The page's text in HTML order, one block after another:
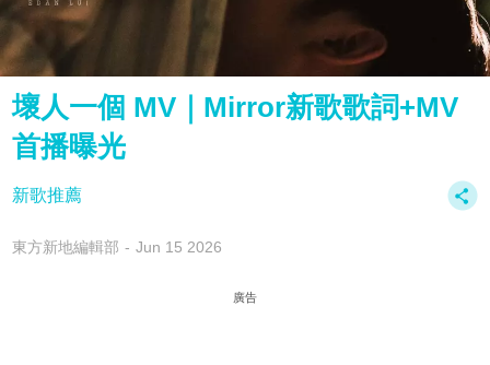
壞人一個 MV｜Mirror新歌歌詞+MV
首播曝光
新歌推薦
東方新地編輯部 Jun 15 2026
廣告